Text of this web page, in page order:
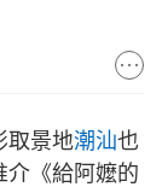
取景地潮汕也
介《給阿嬤的